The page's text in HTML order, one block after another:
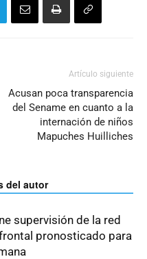
Artículo siguiente
Acusan poca transparencia
del Sename en cuanto a la
internación de niños
Mapuches Huilliches
del autor
supervisión de la red
pronosticado para